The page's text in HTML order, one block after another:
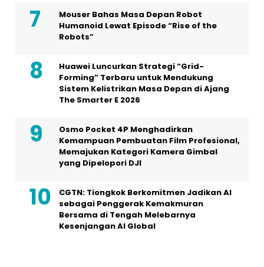
Mouser Bahas Masa Depan Robot
Humanoid Lewat Episode “Rise of the
Robots”
Huawei Luncurkan Strategi “Grid-
Forming” Terbaru untuk Mendukung
Sistem Kelistrikan Masa Depan di Ajang
The Smarter E 2026
Osmo Pocket 4P Menghadirkan
Kemampuan Pembuatan Film Profesional,
Memajukan Kategori Kamera Gimbal
yang Dipelopori DJI
CGTN: Tiongkok Berkomitmen Jadikan AI
sebagai Penggerak Kemakmuran
Bersama di Tengah Melebarnya
Kesenjangan AI Global